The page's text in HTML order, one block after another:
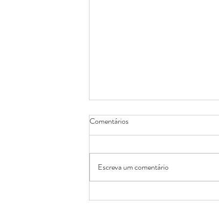
Falemos de amor e paixão
Comentários
Escreva um comentário